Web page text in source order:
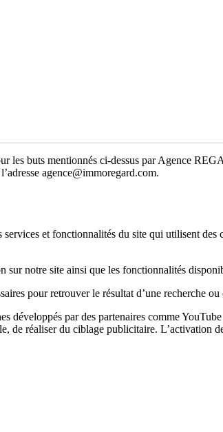
les buts mentionnés ci-dessus par Agence
agence@immoregard.com.
et fonctionnalités du site qui utilisent des
sur notre site ainsi que les fonctionnalités
pour retrouver le résultat d’une recherche
développés par des partenaires comme
de réaliser du ciblage publicitaire. L’activation